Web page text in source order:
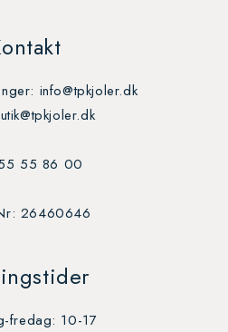
info@tpkjoler.dk
55 86 00
26460646
fredag: 10-17